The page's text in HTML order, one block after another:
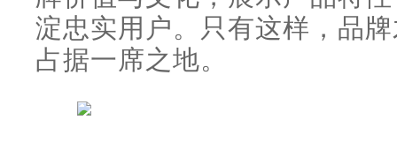
淀忠实用户。只有这样，品
占据一席之地。